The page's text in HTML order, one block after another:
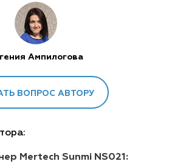
Ампилогова
ВОПРОС АВТОРУ
Mertech Sunmi NS021: